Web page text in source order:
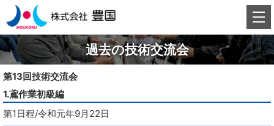
過去の技術交流会
第13回技術交流会
1.鳶作業初級編
第1日程/令和元年9月22日